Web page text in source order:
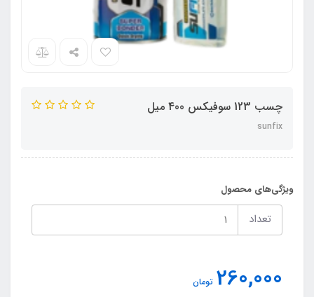
چسب 123 سوفیکس 400 میل
sunfix
ویژگی‌های محصول
تعداد
260,000 تومان